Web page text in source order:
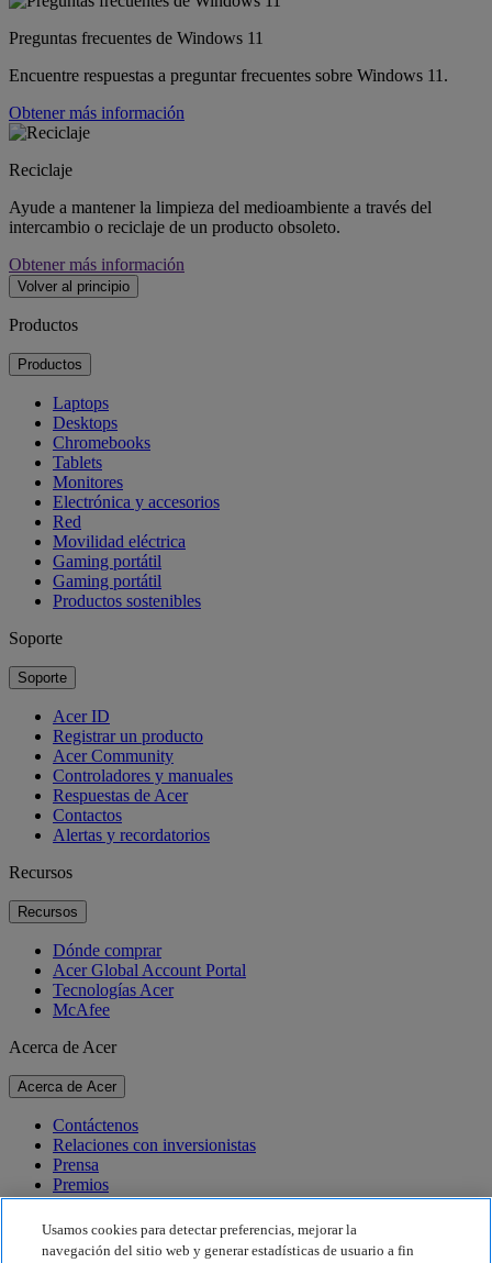
Preguntas frecuentes de Windows 11
Encuentre respuestas a preguntar frecuentes sobre Windows 11.
Obtener más información
Reciclaje
Ayude a mantener la limpieza del medioambiente a través del
intercambio o reciclaje de un producto obsoleto.
Obtener más información
Volver al principio
Productos
Productos
Laptops
Desktops
Chromebooks
Tablets
Monitores
Electrónica y accesorios
Red
Movilidad eléctrica
Gaming portátil
Gaming portátil
Productos sostenibles
Soporte
Soporte
Acer ID
Registrar un producto
Acer Community
Controladores y manuales
Respuestas de Acer
Contactos
Alertas y recordatorios
Recursos
Recursos
Dónde comprar
Acer Global Account Portal
Tecnologías Acer
McAfee
Acerca de Acer
Acerca de Acer
Contáctenos
Relaciones con inversionistas
Prensa
Premios
Eventos
Sostenibilidad
Usamos cookies para detectar preferencias, mejorar la
navegación del sitio web y generar estadísticas de usuario a fin